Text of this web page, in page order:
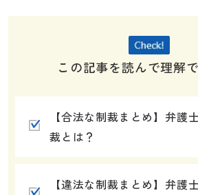
この記事を読んで理解
【合法な制裁まとめ】弁護
裁とは？
【違法な制裁まとめ】弁護